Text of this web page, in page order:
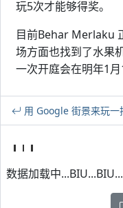
玩5次才能够得奖。
目前Behar Merlaku
场方面也找到了水果
一次开庭会在明年1
用 Google 街景来玩一
数据加载中